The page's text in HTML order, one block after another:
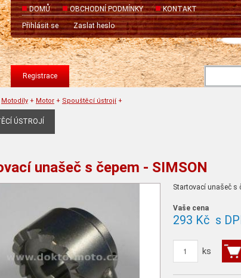
DOMŮ OBCHODNÍ PODMÍNKY
KONTAKT
Přihlásit se
Zaslat heslo
Registrace
Motodíly + Motor + Spouštěcí ústrojí +
ÚSTROJÍ
unašeč s čepem - SIMSON
Startovací unašeč s
Vaše cena
293 Kč s
ks